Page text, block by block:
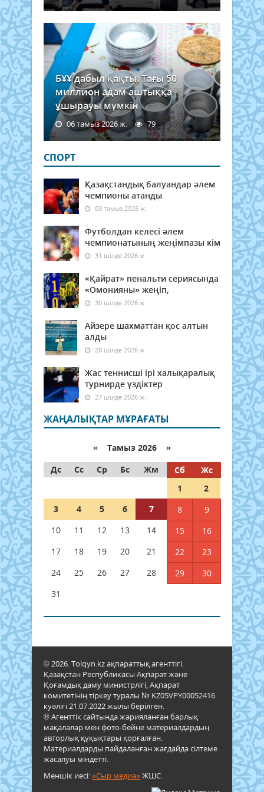
БҰҰ дабыл қақты: Тағы 50
миллион адам аштыққа
ұшырауы мүмкін
06 тамыз 2026 ж. 79
СПОРТ
Қазақстандық балуандар әлем
чемпионы атанды
03 тамыз 2026 ж.
Футболдан келесі әлем
чемпионатының жеңімпазы кім
31 шілде 2026 ж.
«Қайрат» пенальти сериясында
«Омонияны» жеңіп,
30 шілде 2026 ж.
Айзере шахматтан қос алтын
алды
28 шілде 2026 ж.
Жас теннисші ірі халықаралық
турнирде үздіктер
27 шілде 2026 ж.
ЖАҢАЛЫҚТАР МҰРАҒАТЫ
« Тамыз 2026 »
Дс
Сс Ср Бс Жм Сб
Жс
1
2
3
4 5 6 7 8
9
10
11 12 13 14 15
16
17
18 19 20 21 22
23
24
25 26 27 28 29
30
31
© 2026. Tolqyn.kz ақпараттық агенттігі.
Қазақстан Республикасы Ақпарат және
Қоғамдық даму министрлігі, Ақпарат
комитетінің тіркеу туралы № KZ05VPY00052416
куәлігі 21.07.2022 жылы берілген.
® Агенттік сайтында жарияланған барлық
мақалалар мен фото-бейне материалдардың
авторлық құқықтары қорғалған.
Материалдарды пайдаланған жағдайда сілтеме
жасалуы міндетті.
Меншік иесі:«Сыр медиа»ЖШС.